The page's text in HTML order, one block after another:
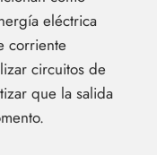
eléctrica
corriente
circuitos de
que la salida